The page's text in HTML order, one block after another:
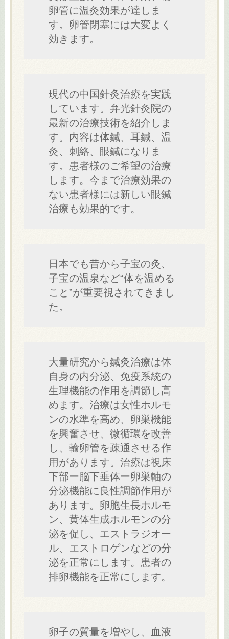
卵管に温灸効果が達しま
す。卵管閉塞には大変よく
効きます。
現代の中国針灸治療を実践
しています。弁光針灸院の
最新の治療技術を紹介しま
す。内容は体鍼、耳鍼、温
灸、刺絡、眼鍼になりま
す。患者様のご希望の治療
します。今まで治療効果の
ない患者様には新しい眼鍼
治療も効果的です。
日本でも昔から子宝の灸、
子宝の温泉など“体を温める
こと”が重要視されてきまし
た。
大量研究から鍼灸治療は体
自身の内分泌、免疫系統の
生理機能の作用を調節し高
めます。治療は女性ホルモ
ンの水準を高め、卵巣機能
を興奮させ、微循環を改善
し、輸卵管を疎通させる作
用があります。治療は視床
下部ー脳下垂体ー卵巣軸の
分泌機能に良性調節作用が
あります。卵胞生長ホルモ
ン、黄体生成ホルモンの分
泌を促し、エストラジオー
ル、エストロゲンなどの分
泌を正常にします。患者の
排卵機能を正常にします。
卵子の質量を増やし、血液